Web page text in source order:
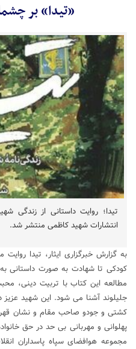
«تیدا» بر
تیدا؛ روایت داستانی از زندگی
انتشارات شهید کاظمی منتشر شد.
به گزارش خبرگزاری ایثار، تیدا
کودکی تا شهادت به صورت داستانی
مطالعه این کتاب با تربیت دینی،
جلیلوند آشنا می شود. این شهید
کشتی و جودو صاحب مقام و نشان
پهلوانی و مهربانی بی حد در حق
مجموعه هوافضای سپاه پاسداران